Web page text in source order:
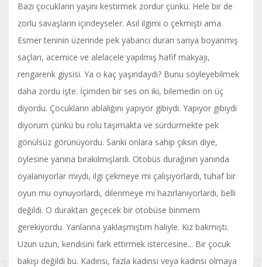
Bazı çocukların yaşını kestirmek zordur çünkü. Hele bir de
zorlu savaşların içindeyseler. Asıl ilgimi o çekmişti ama.
Esmer teninin üzerinde pek yabancı duran sarıya boyanmış
saçları, acemice ve alelacele yapılmış hafif makyajı,
rengarenk giysisi. Ya o kaç yaşındaydı? Bunu söyleyebilmek
daha zordu işte. İçimden bir ses on iki, bilemedin on üç
diyordu. Çocukların ablalığını yapıyor gibiydi. Yapıyor gibiydi
diyorum çünkü bu rolü taşımakta ve sürdürmekte pek
gönülsüz görünüyordu. Sanki onlara sahip çıksın diye,
öylesine yanına bırakılmışlardı. Otobüs durağının yanında
oyalanıyorlar mıydı, ilgi çekmeye mi çalışıyorlardı, tuhaf bir
oyun mu oynuyorlardı, dilenmeye mi hazırlanıyorlardı, belli
değildi. O duraktan geçecek bir otobüse binmem
gerekiyordu. Yanlarına yaklaşmıştım haliyle. Kız bakmıştı.
Uzun uzun, kendisini fark ettirmek istercesine... Bir çocuk
bakışı değildi bu. Kadınsı, fazla kadınsı veya kadınsı olmaya